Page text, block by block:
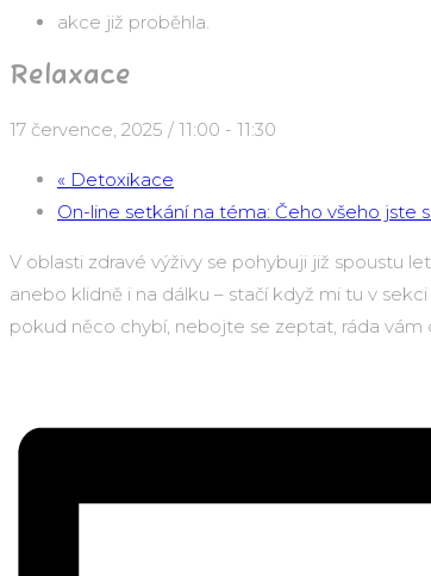
akce již proběhla.
Relaxace
17 července, 2025 / 11:00 - 11:30
« Detoxikace
On-line setkání na téma: Čeho všeho jste
V oblasti zdravé výživy se pohybuji již spoustu
anebo klidně i na dálku – stačí když mi tu v sekci
pokud něco chybí, nebojte se zeptat, ráda vám